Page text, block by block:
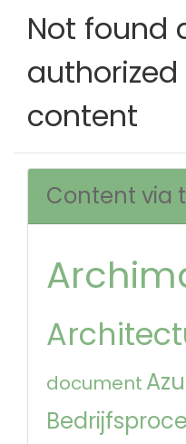
Not found
content
Content via
document